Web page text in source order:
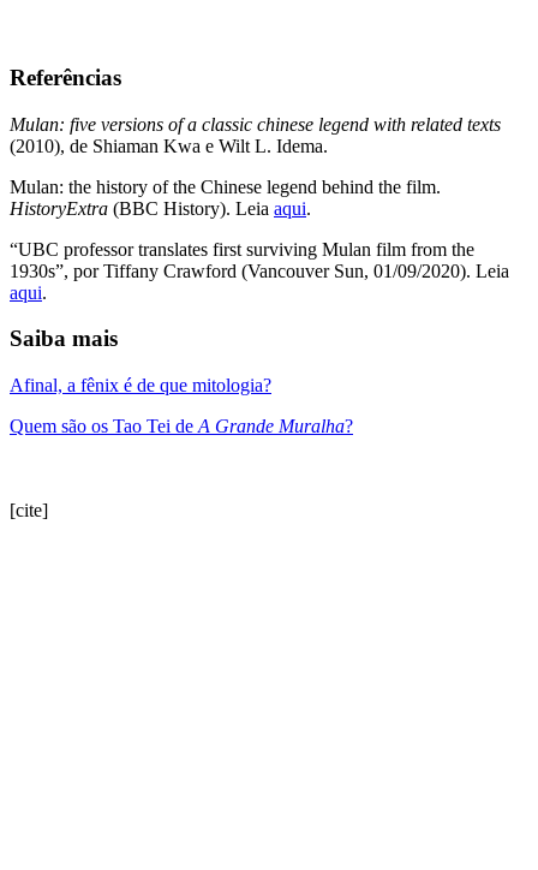
Referências
Mulan: five versions of a classic chinese legend with related texts
(2010), de Shiaman Kwa e Wilt L. Idema.
Mulan: the history of the Chinese legend behind the film.
HistoryExtra (BBC History). Leia aqui.
“UBC professor translates first surviving Mulan film from the
1930s”, por Tiffany Crawford (Vancouver Sun, 01/09/2020). Leia
aqui.
Saiba mais
Afinal, a fênix é de que mitologia?
Quem são os Tao Tei de A Grande Muralha?
[cite]